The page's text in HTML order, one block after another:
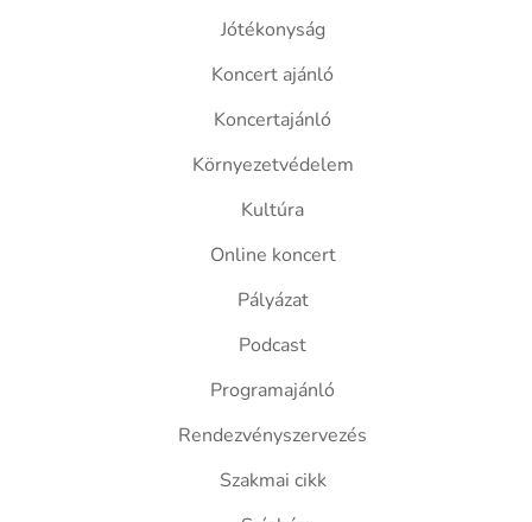
Jótékonyság
Koncert ajánló
Koncertajánló
Környezetvédelem
Kultúra
Online koncert
Pályázat
Podcast
Programajánló
Rendezvényszervezés
Szakmai cikk